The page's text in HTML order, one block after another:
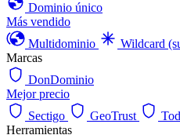
Dominio único
Más vendido
Multidominio
Wildcard
Marcas
DonDominio
Mejor precio
Sectigo
GeoTrust
Herramientas